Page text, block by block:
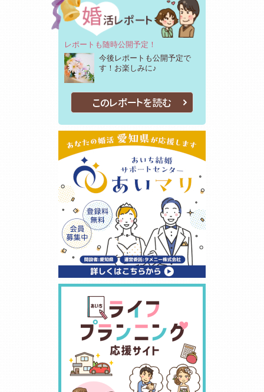
レポートも随時公開予定！
今後レポートも公開予定で
す！お楽しみに♪
このレポートを読む